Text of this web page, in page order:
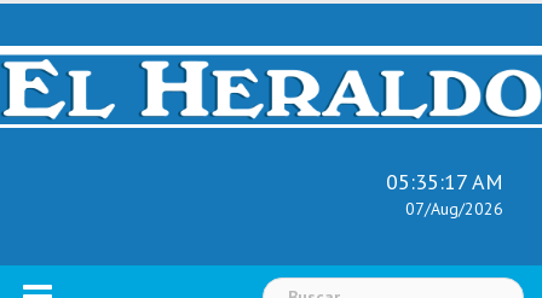
Skip
content
05:35:18 AM
07/Aug/2026
Buscar: